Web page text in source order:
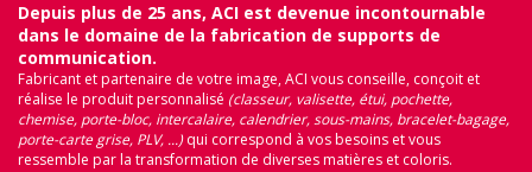
Depuis plus de 25 ans, ACI est devenue incontournable
dans le domaine de la fabrication de supports de
communication.
Fabricant et partenaire de votre image, ACI vous conseille, conçoit et
réalise le produit personnalisé (classeur, valisette, étui, pochette,
chemise, porte-bloc, intercalaire, calendrier, sous-mains, bracelet-bagage,
porte-carte grise, PLV, ...)qui correspond à vos besoins et vous
ressemble par la transformation de diverses matières et coloris.